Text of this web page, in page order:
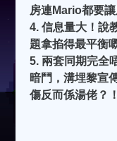
房連Mario都要讓
4. 信息量大！說
題拿掐得最平衡
5. 兩套同期完全
暗鬥，溝埋黎宣
傷反而係湯佬？！